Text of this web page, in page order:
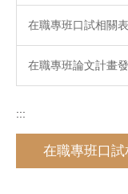
在職專班口試相關
在職專班論文計畫
:::
在職專班口